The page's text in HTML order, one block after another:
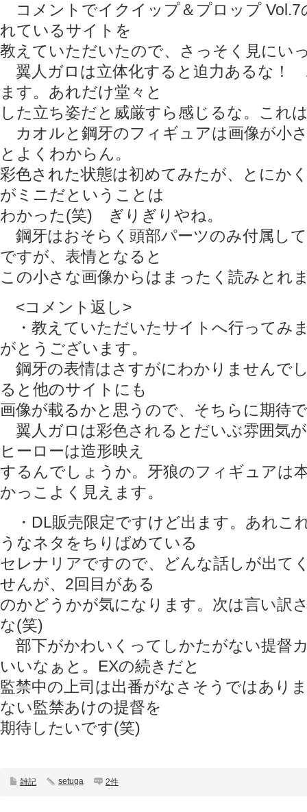
コメントでイクイップ＆プロップ Vol.7
れているサイトを
教えていただいたので、さっそく見にい
翼人ガロは立体化すると迫力あるな！
ます。あれだけ堂々と
した立ち姿だと威厳すら感じるな。これ
カオルと鋼牙のフィギュアは画像が小
とよくわからん。
彩色された状態は初めてみたが、とにか
がミニだということは
わかった(笑) ぎりぎりやね。
鋼牙はおそらく頭部パーツのみ付属し
ですが、表情となると
この小さな画像からはまったく読みとれ
<コメント返し>
・教えていただいたサイトへ行ってみ
がとうございます。
鋼牙の表情はさすがにわかりませんで
ると他のサイトにも
画像が載るかと思うので、そちらに期待
翼人ガロは彩色されるとだいぶ雰囲気
ヒーローは造形映え
するんでしょうか。牙狼のフィギュアは
かっこよく見えます。
・DL販売限定ですけど出ます。あれこ
うなネタをちりばめている
セレナリアですので、どんな話しが出て
せんが、2回目がある
のかどうかが気になります。次は言い訳
な(笑)
部下がかわいくってしかたがない提督
いいなぁと。EXの続きだと
監禁中の上司は出番がなさそうではあり
ない監禁あけの提督を
期待したいです(笑)
雑記 setuga 2件